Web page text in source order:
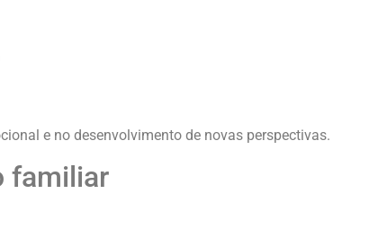
e no desenvolvimento de novas perspectivas.
familiar